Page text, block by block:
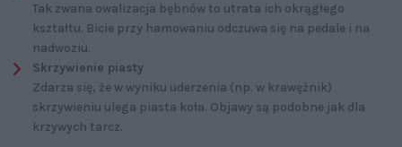
Tak zwana owalizacja bębnów to utrata ich okrągłego
kształtu. Bicie przy hamowaniu odczuwa się na pedale i na
nadwoziu.
Skrzywienie piasty
Zdarza się, że w wyniku uderzenia (np. w krawężnik)
skrzywieniu ulega piasta koła. Objawy są podobne jak dla
krzywych tarcz.